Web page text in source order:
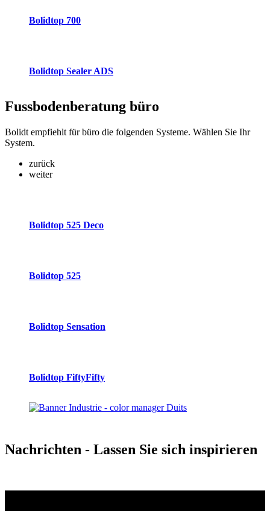
Bolidtop 700
Bolidtop Sealer ADS
Fussbodenberatung büro
Bolidt empfiehlt für büro die folgenden Systeme. Wählen Sie Ihr
System.
zurück
weiter
Bolidtop 525 Deco
Bolidtop 525
Bolidtop Sensation
Bolidtop FiftyFifty
Nachrichten - Lassen Sie sich inspirieren